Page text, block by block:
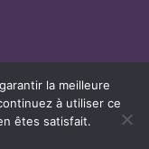
la meilleure
à utiliser ce
êtes satisfait.